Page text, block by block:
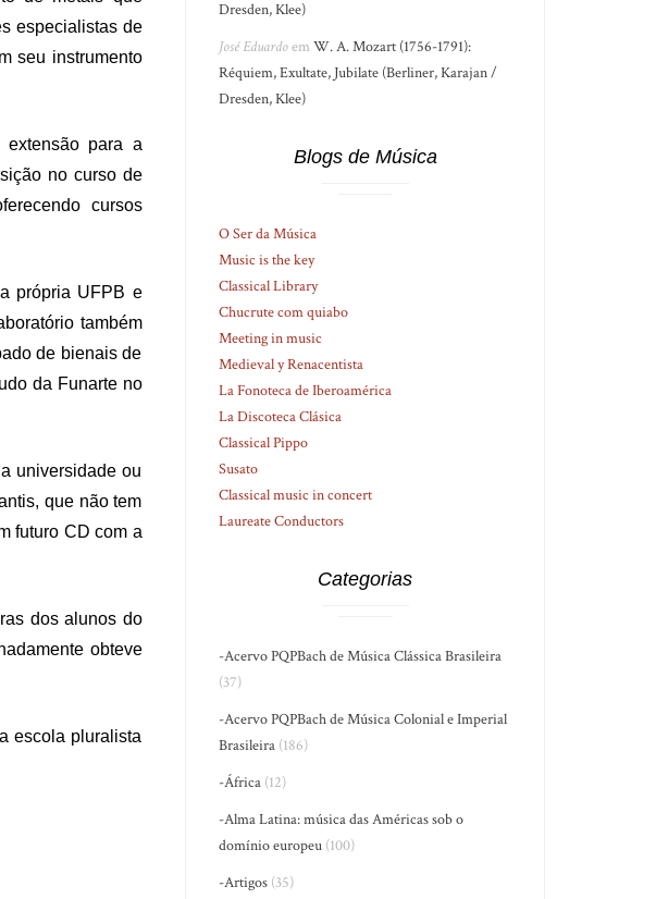
especialistas de
seu instrumento
extensão para a
no curso de
cursos
própria UFPB e
também
de bienais de
da Funarte no
universidade ou
que não tem
futuro CD com a
dos alunos do
obteve
escola pluralista
Dresden, Klee)
José EduardoemW. A. Mozart (1756-1791):
Réquiem, Exultate, Jubilate (Berliner, Karajan /
Dresden, Klee)
Blogs de Música
O Ser da Música
Music is the key
Classical Library
Chucrute com quiabo
Meeting in music
Medieval y Renacentista
La Fonoteca de Iberoamérica
La Discoteca Clásica
Classical Pippo
Susato
Classical music in concert
Laureate Conductors
Categorias
-Acervo PQPBach de Música Clássica Brasileira
(37)
-Acervo PQPBach de Música Colonial e Imperial
Brasileira (186)
-África (12)
-Alma Latina: música das Américas sob o
domínio europeu (100)
-Artigos (35)